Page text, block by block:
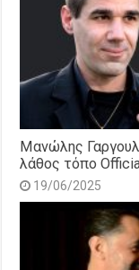
Μανώλης
λάθος τόπο
19/06/2025